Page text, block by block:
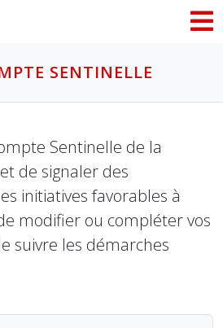
SENTINELLE
Sentinelle de la
de signaler des
initiatives favorables à
modifier ou compléter vos
suivre les démarches